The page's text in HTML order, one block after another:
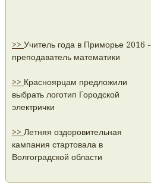
>> Учитель года в Приморье 2016 -
преподаватель математики
>> Красноярцам предложили
выбрать логотип Городской
электрички
>> Летняя оздоровительная
кампания стартовала в
Волгоградской области